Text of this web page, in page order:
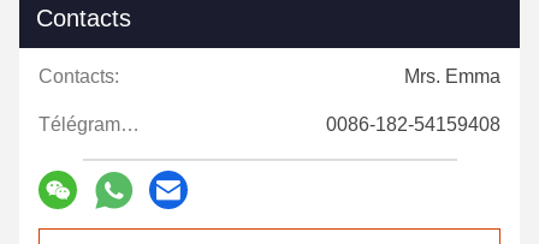
Contacts
Contacts: Mrs. Emma
Télégramme: 0086-182-54159408